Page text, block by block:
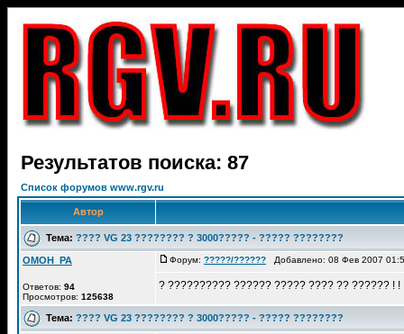
Результатов поиска: 87
Список форумов www.rgv.ru
Автор
Тема: ???? VG 23 ???????? ? 3000????? - ????? ????????
OMOH_PA
Ответов: 94
Просмотров: 125638
Форум: ?????/?????? Добавлено: 08 Фев 2007
? ?????????? ?????? ????? ???? ?? ?????? !
Тема: ???? VG 23 ???????? ? 3000????? - ????? ????????